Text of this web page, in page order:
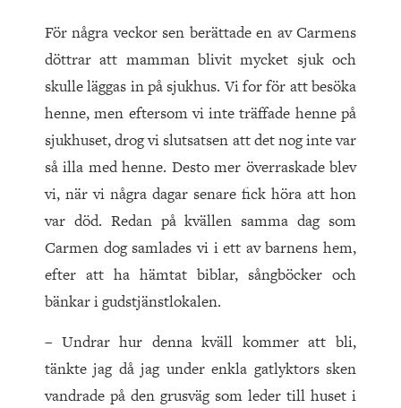
För några veckor sen berättade en av Carmens
döttrar att mamman blivit mycket sjuk och
skulle läggas in på sjukhus. Vi for för att besöka
henne, men eftersom vi inte träffade henne på
sjukhuset, drog vi slutsatsen att det nog inte var
så illa med henne. Desto mer överraskade blev
vi, när vi några dagar senare fick höra att hon
var död. Redan på kvällen samma dag som
Carmen dog samlades vi i ett av barnens hem,
efter att ha hämtat biblar, sångböcker och
bänkar i gudstjänstlokalen.
– Undrar hur denna kväll kommer att bli,
tänkte jag då jag under enkla gatlyktors sken
vandrade på den grusväg som leder till huset i